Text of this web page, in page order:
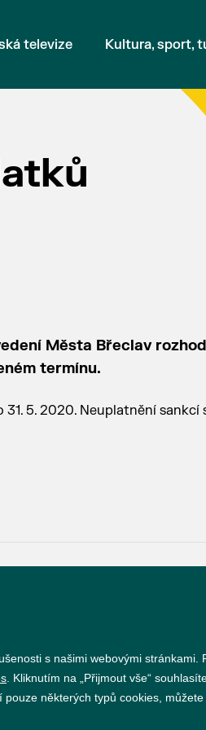
televize Kultura, sport,
Města Břeclav
termínu.
5. 2020. Neuplatnění sankcí
s našimi webovými stránkami.
. Kliknutím na „Přijmout vše“
některých typů cookies,